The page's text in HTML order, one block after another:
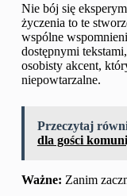
Nie bój się
życzenia to te
wspólne
dostępnymi
osobisty akcent,
niepowtarzalne.
Przeczytaj
dla gości
Ważne: Zanim